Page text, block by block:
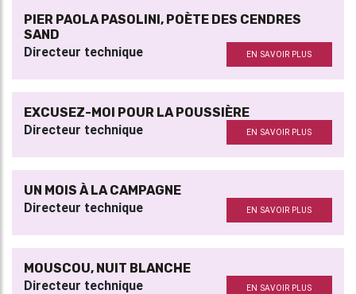
PIER PAOLA PASOLINI, POÈTE DES CENDRES
SAND
Directeur technique EN SAVOIR PLUS
EXCUSEZ-MOI POUR LA POUSSIÈRE
Directeur technique EN SAVOIR PLUS
UN MOIS À LA CAMPAGNE
Directeur technique EN SAVOIR PLUS
MOUSCOU, NUIT BLANCHE
Directeur technique EN SAVOIR PLUS